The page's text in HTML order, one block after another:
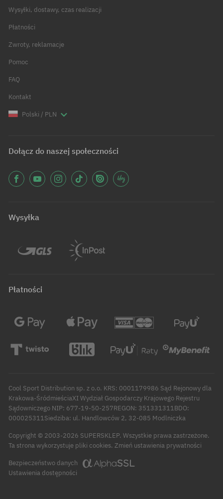
Wysyłki, dostawy, czas realizacji
Płatności
Zwroty, reklamacje
Pomoc
FAQ
Kontakt
Polski / PLN
Dołącz do naszej społeczności
Wysyłka
Płatności
Cool Sport Distribution sp. z o.o. KRS: 0001179986 Sąd Rejonowy dla
Krakowa-ŚródmieściaXI Wydział Gospodarczy Krajowego Rejestru
Sądowniczego NIP: 677-19-50-257REGON: 351331311BDO:
000025311Siedziba: ul. Handlowców 2, 32-085 Modlniczka
Copyright © 2003-2026 SUPERSKLEP. Wszystkie prawa zastrzeżone.
Ta strona wykorzystuje pliki cookies. Zmień ustawienia prywatności
Bezpieczeństwo danych
Ustawienia dostępności